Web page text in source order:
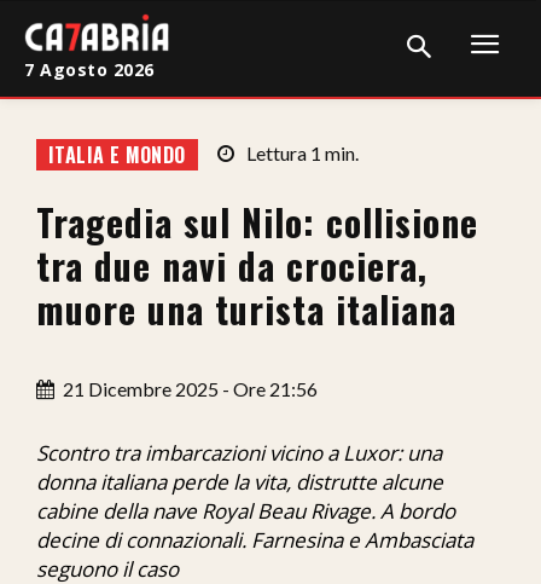
Cronaca
Giudiziaria
Politica
Attualità
Sanità
Economia
Ita-Mondo
7 Agosto 2026
ITALIA E MONDO Lettura 1 min.
Tragedia sul Nilo: collisione
tra due navi da crociera,
muore una turista italiana
21 Dicembre 2025 - Ore 21:56
Scontro tra imbarcazioni vicino a Luxor: una
donna italiana perde la vita, distrutte alcune
cabine della nave Royal Beau Rivage. A bordo
decine di connazionali. Farnesina e Ambasciata
seguono il caso